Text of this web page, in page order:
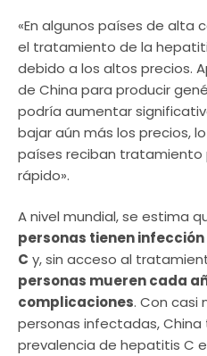
«En algunos países de alta
el tratamiento de la
debido a los altos precios.
de China para producir
podría aumentar
bajar aún más los precios,
países reciban tratamiento
rápido».
A nivel mundial, se estima
personas tienen
C y, sin acceso al
personas mueren cada
complicaciones. Con casi
personas infectadas,
prevalencia de hepatitis C